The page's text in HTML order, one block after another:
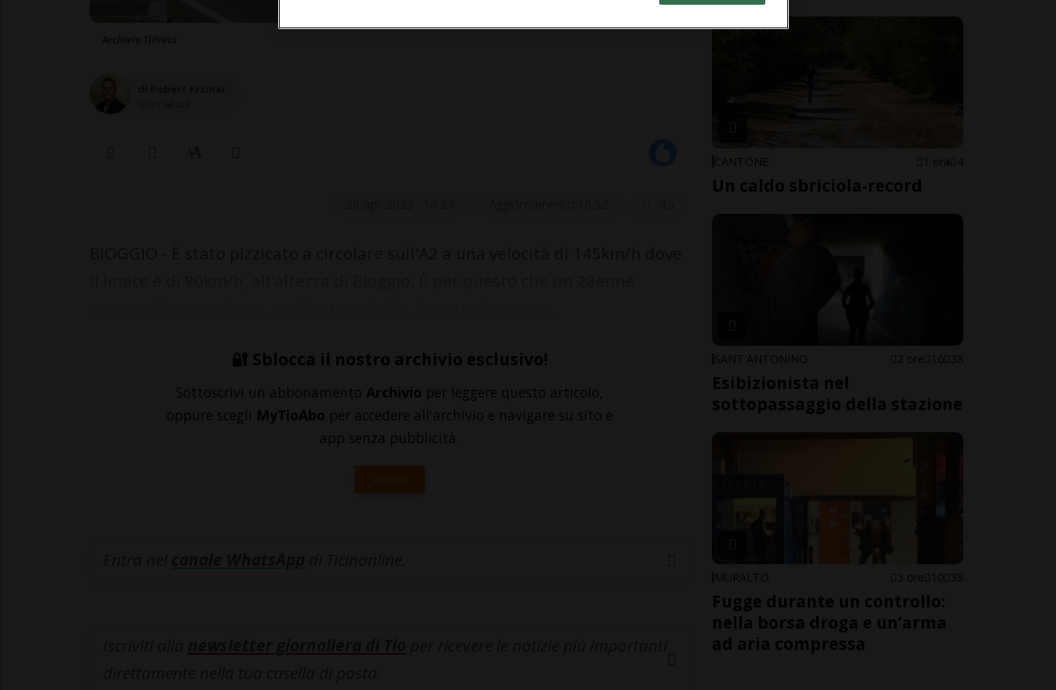
🔐 Sblocca il nostro archivio esclusivo!
Sottoscrivi un abbonamento Archivio per leggere questo articolo,
oppure scegli MyTioAbo per accedere all'archivio e navigare su sito e
app senza pubblicità.
ACCEDI
CANTONE 1 ora 4
Un caldo sbriciola-record
SANT'ANTONINO 2 ore 16 38
Esibizionista nel
sottopassaggio della stazione
MURALTO 3 ore 10 38
Fugge durante un controllo:
nella borsa droga e un’arma
ad aria compressa